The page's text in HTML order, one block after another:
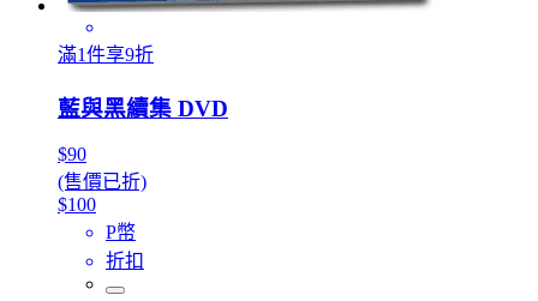
滿1件享9折
藍與黑續集 DVD
$90
(售價已折)
$100
P幣
折扣